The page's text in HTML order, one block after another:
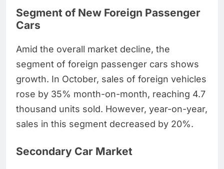
Segment of New Foreign Passenger
Cars
Amid the overall market decline, the
segment of foreign passenger cars shows
growth. In October, sales of foreign vehicles
rose by 35% month-on-month, reaching 4.7
thousand units sold. However, year-on-year,
sales in this segment decreased by 20%.
Secondary Car Market